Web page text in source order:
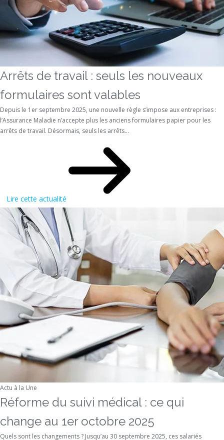
Arrêts de travail : seuls les nouveaux
formulaires sont valables
Depuis le 1er septembre 2025, une nouvelle règle s’impose aux entreprises :
l’Assurance Maladie n’accepte plus les anciens formulaires papier pour les
arrêts de travail. Désormais, seuls les arrêts...
Lire cette actualité
Actu à la Une
Réforme du suivi médical : ce qui
change au 1er octobre 2025
Quels sont les changements ? Jusqu’au 30 septembre 2025, ces salariés